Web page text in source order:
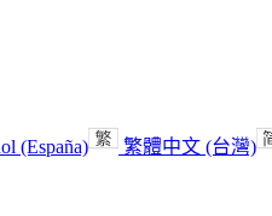
(España) 繁體中文 (台灣)